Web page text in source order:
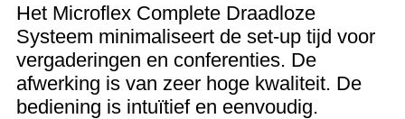
Het Microflex Complete Draadloze
Systeem minimaliseert de set-up tijd voor
vergaderingen en conferenties. De
afwerking is van zeer hoge kwaliteit. De
bediening is intuïtief en eenvoudig.